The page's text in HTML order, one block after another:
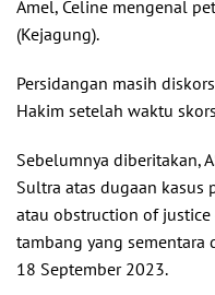
Amel, Celine mengenal
(Kejagung).
Persidangan masih
Hakim setelah waktu
Sebelumnya diberitakan,
Sultra atas dugaan kasus
atau obstruction of
tambang yang sementara
18 September 2023.